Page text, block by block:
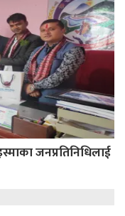
जनप्रतिनिधिलाई